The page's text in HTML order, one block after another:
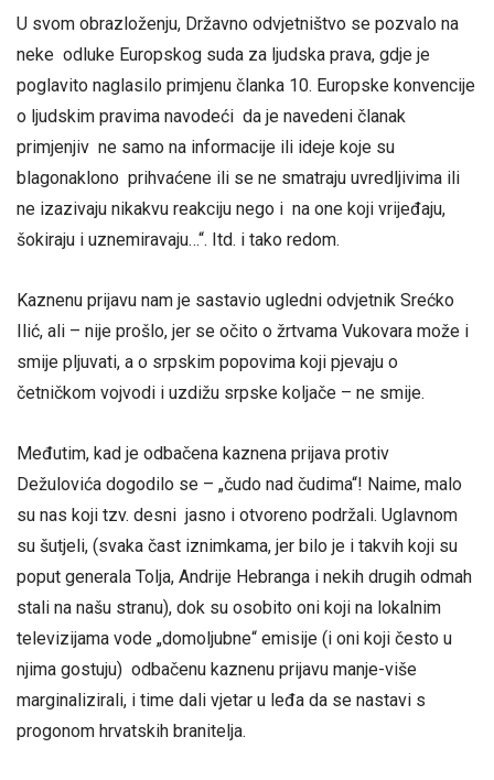
U svom obrazloženju, Državno odvjetništvo se pozvalo na
neke odluke Europskog suda za ljudska prava, gdje je
poglavito naglasilo primjenu članka 10. Europske konvencije
o ljudskim pravima navodeći da je navedeni članak
primjenjiv ne samo na informacije ili ideje koje su
blagonaklono prihvaćene ili se ne smatraju uvredljivima ili
ne izazivaju nikakvu reakciju nego i na one koji vrijeđaju,
šokiraju i uznemiravaju…“. Itd. i tako redom.
Kaznenu prijavu nam je sastavio ugledni odvjetnik Srećko
Ilić, ali – nije prošlo, jer se očito o žrtvama Vukovara može i
smije pljuvati, a o srpskim popovima koji pjevaju o
četničkom vojvodi i uzdižu srpske koljače – ne smije.
Međutim, kad je odbačena kaznena prijava protiv
Dežulovića dogodilo se – „čudo nad čudima“! Naime, malo
su nas koji tzv. desni jasno i otvoreno podržali. Uglavnom
su šutjeli, (svaka čast iznimkama, jer bilo je i takvih koji su
poput generala Tolja, Andrije Hebranga i nekih drugih odmah
stali na našu stranu), dok su osobito oni koji na lokalnim
televizijama vode „domoljubne“ emisije (i oni koji često u
njima gostuju) odbačenu kaznenu prijavu manje-više
marginalizirali, i time dali vjetar u leđa da se nastavi s
progonom hrvatskih branitelja.